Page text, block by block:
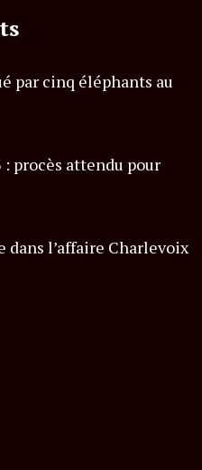
par cinq éléphants au
procès attendu pour
l’affaire Charlevoix